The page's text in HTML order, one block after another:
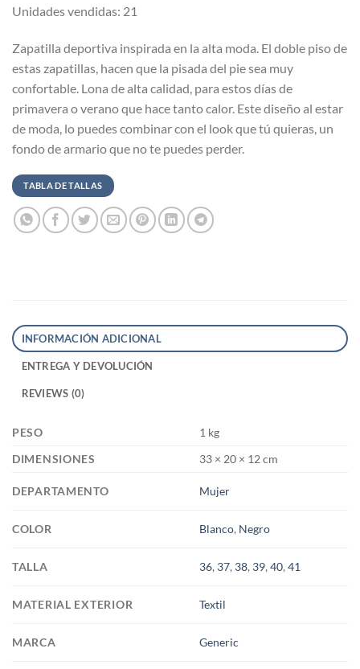
Unidades vendidas: 21
Zapatilla deportiva inspirada en la alta moda. El doble piso de
estas zapatillas, hacen que la pisada del pie sea muy
confortable. Lona de alta calidad, para estos días de
primavera o verano que hace tanto calor. Este diseño al estar
de moda, lo puedes combinar con el look que tú quieras, un
fondo de armario que no te puedes perder.
TABLA DE TALLAS
INFORMACIÓN ADICIONAL
ENTREGA Y DEVOLUCIÓN
REVIEWS (0)
PESO
1 kg
DIMENSIONES
33 × 20 × 12 cm
DEPARTAMENTO Mujer
COLOR Blanco, Negro
TALLA 36, 37, 38, 39,40,41
MATERIAL EXTERIOR Textil
MARCA Generic